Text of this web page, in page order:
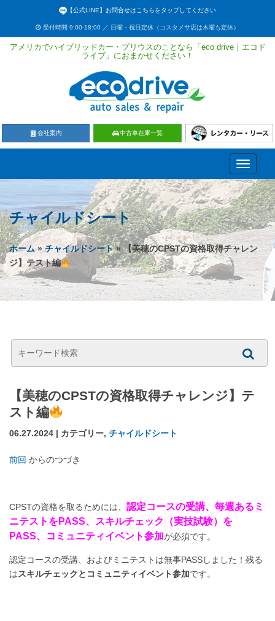
【公式LINE】お問合せはこちらをタップしてください
受付時間 9:00-18:00 ／ 日曜・祝日定休（コスタメサ店は木曜も定休）
アメリカでハイブリッドカー・プリウスのことなら「eco drive｜エコド
ライブ」におまかせください！
会社案内 中古車在庫一覧
Toggle
チャイルドシート
ホーム»チャイルドシート» 【美穂のCPSTの資格取得チャレン
ジ】テスト編
【美穂のCPSTの資格取得チャレンジ】テ
スト編
06.27.2024 | カテゴリー, チャイルドシート
前回 からのつづき
CPSTの資格を取るためには、 認定コースの受講、毎週あるミ
ニテストをPASS、スキルチェック（実技試験）を
PASS、コミュニティイベント参加が必須です。
認定コースの受講、およびミニテストは無事PASSしました！残る
はスキルチェックとコミュニティイベント参加です。